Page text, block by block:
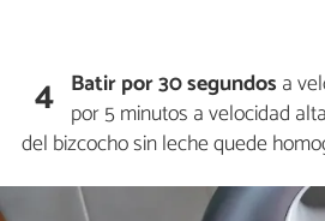
4 Batir por 30 segundos a
por 5 minutos a velocidad
del bizcocho sin leche quede